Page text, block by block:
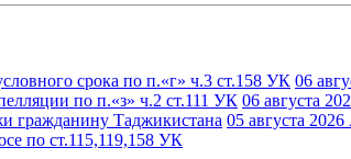
срока по п.«г» ч.3 ст.158 УК 06
по п.«з» ч.2 ст.111 УК 06 августа
гражданину Таджикистана 05 августа 2026
по ст.115,119,158 УК